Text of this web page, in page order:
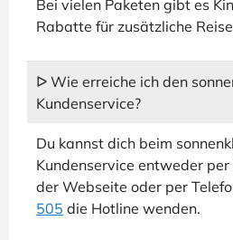
Bei vielen Paketen gibt es
Rabatte für zusätzliche
ᐅ Wie erreiche ich den
Kundenservice?
Du kannst dich beim
Kundenservice entweder
der Webseite oder per
505 die Hotline wenden.